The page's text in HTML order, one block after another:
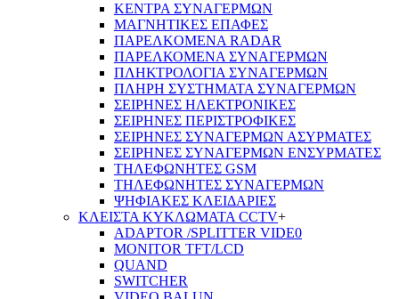
ΚΕΝΤΡΑ ΣΥΝΑΓΕΡΜΩΝ
ΜΑΓΝΗΤΙΚΕΣ ΕΠΑΦΕΣ
ΠΑΡΕΛΚOΜΕΝΑ RADAR
ΠΑΡΕΛΚΟΜΕΝΑ ΣΥΝΑΓΕΡΜΩΝ
ΠΛΗΚΤΡΟΛΟΓΙΑ ΣΥΝΑΓΕΡΜΩΝ
ΠΛΗΡΗ ΣΥΣΤΗΜΑΤΑ ΣΥΝΑΓΕΡΜΩΝ
ΣΕΙΡΗΝΕΣ ΗΛΕΚΤΡΟΝΙΚΕΣ
ΣΕΙΡΗΝΕΣ ΠΕΡΙΣΤΡΟΦΙΚΕΣ
ΣΕΙΡΗΝΕΣ ΣΥΝΑΓΕΡΜΩΝ ΑΣΥΡΜΑΤΕΣ
ΣΕΙΡΗΝΕΣ ΣΥΝΑΓΕΡΜΩΝ ΕΝΣΥΡΜΑΤΕΣ
ΤΗΛΕΦΩΝΗΤΕΣ GSM
ΤΗΛΕΦΩΝΗΤΕΣ ΣΥΝΑΓΕΡΜΩΝ
ΨΗΦΙΑΚΕΣ ΚΛΕΙΔΑΡΙΕΣ
ΚΛΕΙΣΤΑ ΚΥΚΛΩΜΑΤΑ CCTV+
ADAPTOR /SPLITTER VIDE0
MONITOR TFT/LCD
QUAND
SWITCHER